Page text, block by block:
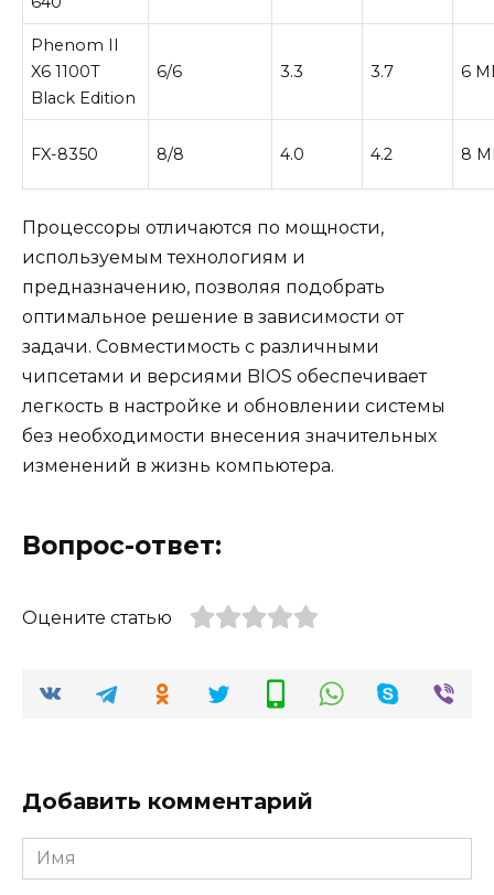
Phenom II
X6 1100T
Black Edition
6/6 3.3 3.7 6
FX-8350 8/8 4.0 4.2 8
Процессоры отличаются по мощности,
используемым технологиям и
предназначению, позволяя подобрать
оптимальное решение в зависимости от
задачи. Совместимость с различными
чипсетами и версиями BIOS обеспечивает
легкость в настройке и обновлении системы
без необходимости внесения значительных
изменений в жизнь компьютера.
Вопрос-ответ:
Оцените статью
Добавить комментарий
Имя
*